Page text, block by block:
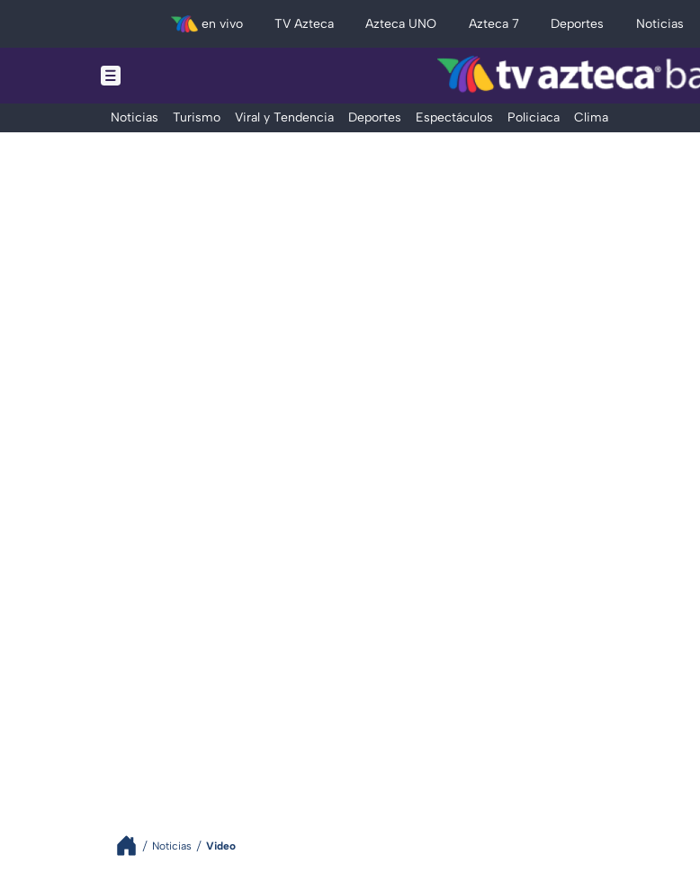
en vivo TV Azteca Azteca UNO Azteca 7 Deportes Noticias
Noticias Turismo Viral y Tendencia Deportes Espectáculos Policiaca Clima
Noticias Video